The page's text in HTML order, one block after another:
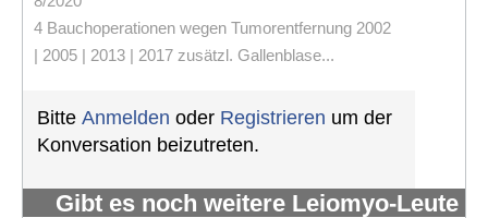
4 Bauchoperationen wegen Tumorentfernung 2002
| 2005 | 2013 | 2017 zusätzl. Gallenblase...
Bitte Anmelden oder Registrieren um der
Konversation beizutreten.
Gibt es noch weitere Leiomyo-Leute